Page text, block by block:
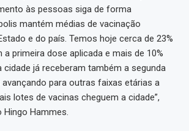
às pessoas siga de forma
mantém médias de vacinação
e do país. Temos hoje cerca de 23%
primeira dose aplicada e mais de 10%
já receberam também a segunda
para outras faixas etárias a
lotes de vacinas cheguem a cidade”,
Hammes.